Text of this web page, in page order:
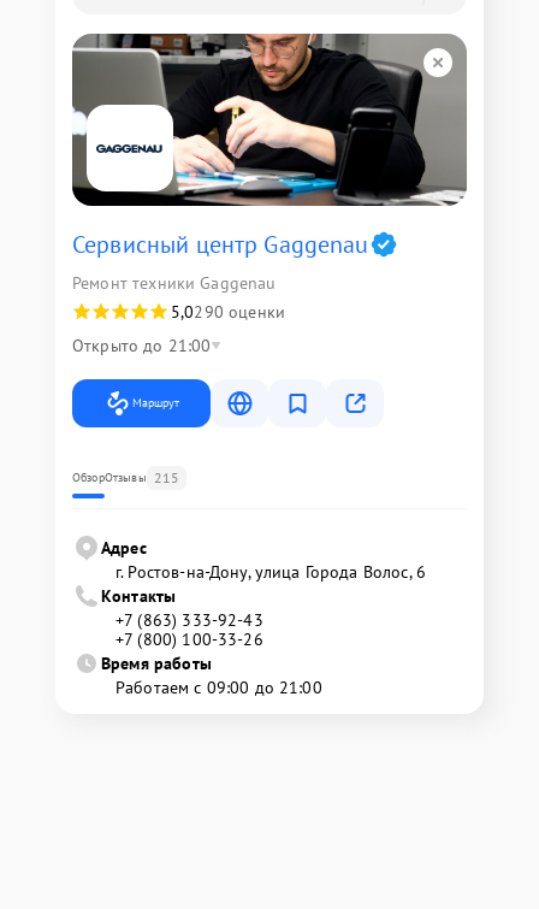
Сервисный центр Gaggenau
Ремонт техники Gaggenau
5,0290 оценки
Открыто до 21:00
Маршрут
ОбзорОтзывы 215
Адрес
г. Ростов-на-Дону, улица Города Волос, 6
Контакты
+7 (863) 333-92-43
+7 (800) 100-33-26
Время работы
Работаем с 09:00 до 21:00